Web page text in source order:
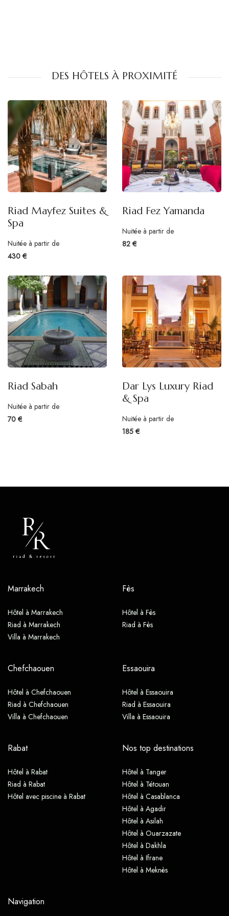
DES HÔTELS À PROXIMITÉ
Riad Mayfez Suites &
Spa
Nuitée à partir de
430 €
Riad Fez Yamanda
Nuitée à partir de
82 €
Riad Sabah
Nuitée à partir de
70 €
Dar Lys Luxury Riad
& Spa
Nuitée à partir de
185 €
Marrakech
Hôtel à Marrakech
Riad à Marrakech
Villa à Marrakech
Fès
Hôtel à Fès
Riad à Fès
Chefchaouen
Hôtel à Chefchaouen
Riad à Chefchaouen
Villa à Chefchaouen
Essaouira
Hôtel à Essaouira
Riad à Essaouira
Villa à Essaouira
Rabat
Hôtel à Rabat
Riad à Rabat
Hôtel avec piscine à Rabat
Nos top destinations
Hôtel à Tanger
Hôtel à Tétouan
Hôtel à Casablanca
Hôtel à Agadir
Hôtel à Asilah
Hôtel à Ouarzazate
Hôtel à Dakhla
Hôtel à Ifrane
Hôtel à Meknès
Navigation